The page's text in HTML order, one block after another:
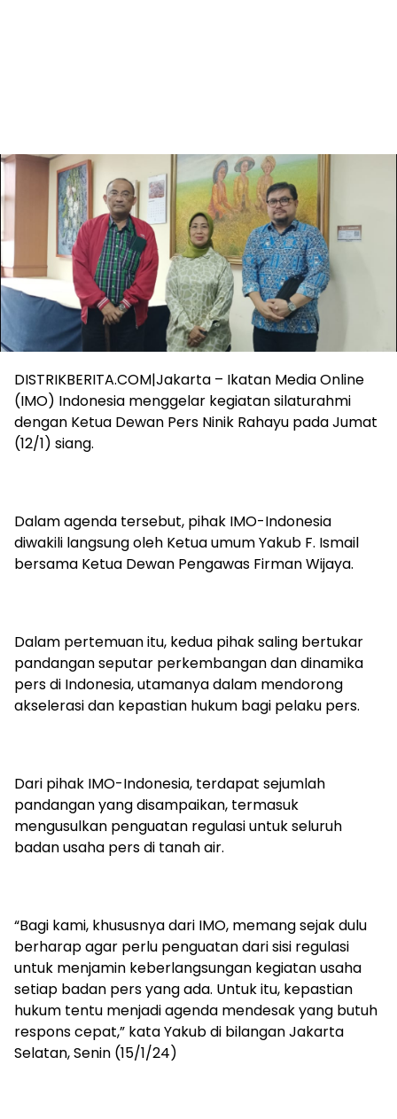
DISTRIKBERITA.COM|Jakarta – Ikatan Media Online
(IMO) Indonesia menggelar kegiatan silaturahmi
dengan Ketua Dewan Pers Ninik Rahayu pada Jumat
(12/1) siang.
Dalam agenda tersebut, pihak IMO-Indonesia
diwakili langsung oleh Ketua umum Yakub F. Ismail
bersama Ketua Dewan Pengawas Firman Wijaya.
Dalam pertemuan itu, kedua pihak saling bertukar
pandangan seputar perkembangan dan dinamika
pers di Indonesia, utamanya dalam mendorong
akselerasi dan kepastian hukum bagi pelaku pers.
Dari pihak IMO-Indonesia, terdapat sejumlah
pandangan yang disampaikan, termasuk
mengusulkan penguatan regulasi untuk seluruh
badan usaha pers di tanah air.
“Bagi kami, khususnya dari IMO, memang sejak dulu
berharap agar perlu penguatan dari sisi regulasi
untuk menjamin keberlangsungan kegiatan usaha
setiap badan pers yang ada. Untuk itu, kepastian
hukum tentu menjadi agenda mendesak yang butuh
respons cepat,” kata Yakub di bilangan Jakarta
Selatan, Senin (15/1/24)